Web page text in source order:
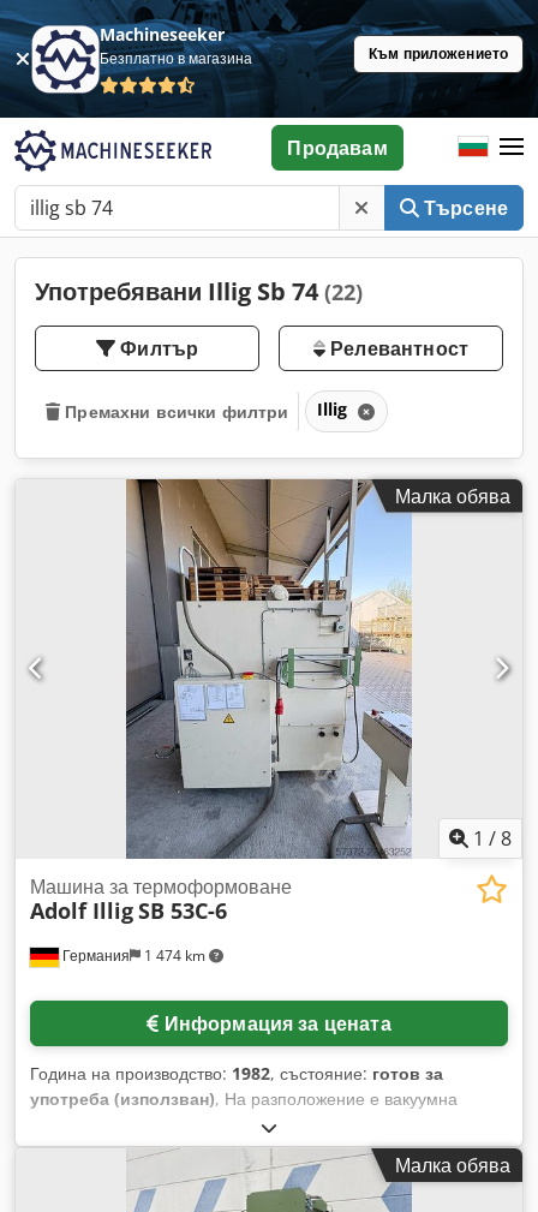
Machineseeker
Безплатно в магазина Към приложението
Търсене
Продавам
Употребявани Illig Sb 74 (22)
Филтър Релевантност
Премахни всички филтри Illig
Малка обява
1 /8
Германия 1 474 km
Машина за термоформоване
Adolf IlligSB 53C-6
Информация за цената
Година на производство: 1982, състояние: готов за
употреба (използван), На разположение е вакуумна
машина за формоване „Adolf Illig“ с вакуумна помпа
„Busch“. Размери на формата X/Y: 500 мм/350 мм, макс.
дълбочина на формоване (положителна/отрицателна): 100
мм/100 мм, макс. височина на формата: 100 мм, вакуумна
Малка обява